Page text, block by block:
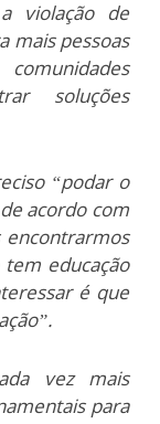
violação de
mais pessoas
soluções
“podar o
acordo com
educação
é que
vez mais
para